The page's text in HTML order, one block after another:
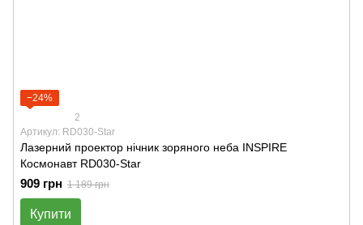
−24%
2
Артикул: RD030-Star
Лазерний проектор нічник зоряного неба INSPIRE
Космонавт RD030-Star
909 грн 1 189 грн
Купити